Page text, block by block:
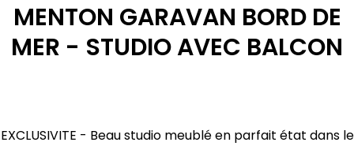
MENTON GARAVAN BORD DE
MER - STUDIO AVEC BALCON
EXCLUSIVITE - Beau studio meublé en parfait état dans le